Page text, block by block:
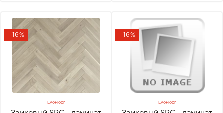
- 16%
EvoFloor
- 16%
EvoFloor